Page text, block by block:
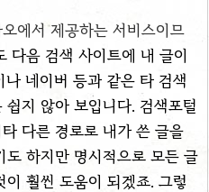
에서 제공하는 서비스이므
다음 검색 사이트에 내 글이
네이버 등과 같은 타 검색
지 않아 보입니다. 검색포털
다른 경로로 내가 쓴 글을
도 하지만 명시적으로 모든 글
훨씬 도움이 되겠죠. 그렇